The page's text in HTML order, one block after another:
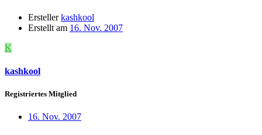
Ersteller kashkool
Erstellt am 16. Nov. 2007
K
kashkool
Registriertes Mitglied
16. Nov. 2007